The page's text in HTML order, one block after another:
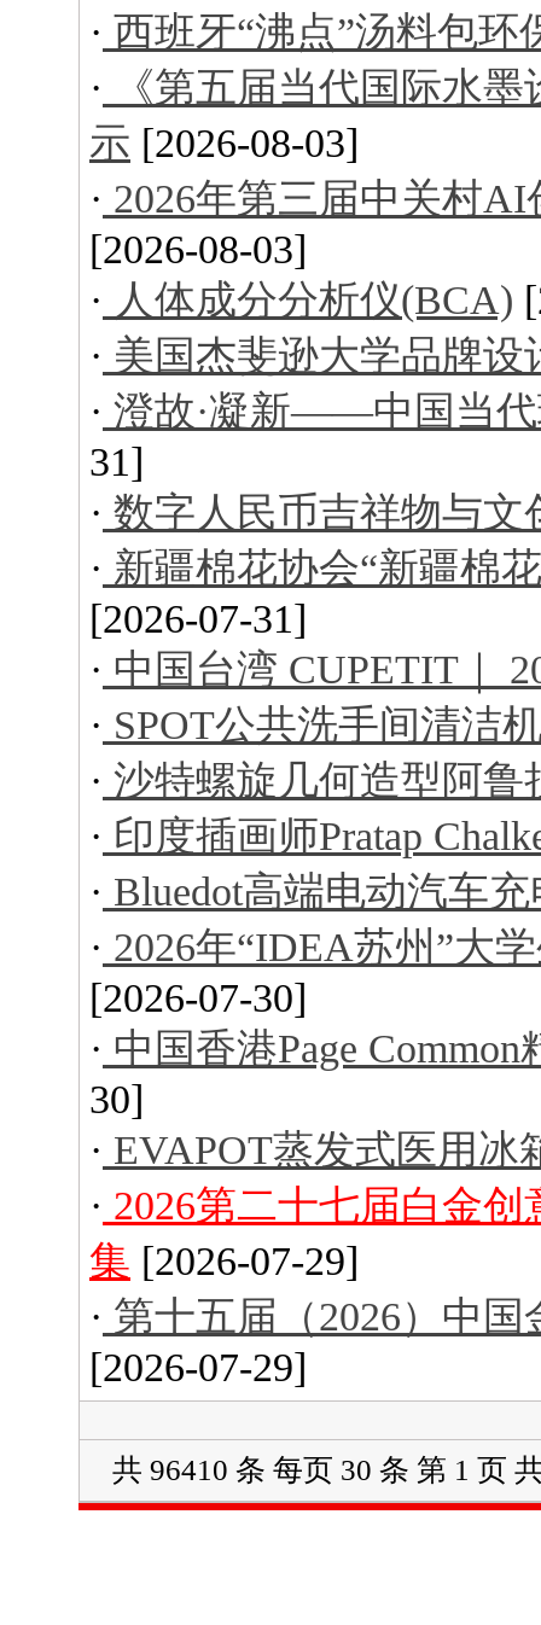
· 西班牙“沸点”汤料包环
· 《第五届当代国际水
示 [2026-08-03]
· 2026年第三届中关村
[2026-08-03]
· 人体成分分析仪(BCA)
· 美国杰斐逊大学品牌设
· 澄故·凝新——中国当
31]
· 数字人民币吉祥物与文
· 新疆棉花协会“新疆棉
[2026-07-31]
· 中国台湾 CUPETIT｜
· SPOT公共洗手间清洁
· 沙特螺旋几何造型阿鲁
· 印度插画师Pratap
· Bluedot高端电动汽车
· 2026年“IDEA苏州”大
[2026-07-30]
· 中国香港Page
30]
· EVAPOT蒸发式医用冰
· 2026第二十七届白金
集 [2026-07-29]
· 第十五届（2026）中
[2026-07-29]
共 96410 条 每页 30 条 第 1 页